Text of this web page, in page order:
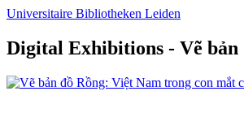
Universitaire Bibliotheken Leiden
Digital Exhibitions - Vẽ bản